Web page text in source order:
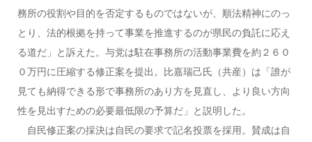
務所の役割や目的を否定するものではないが、順法精神にのっ
とり、法的根拠を持って事業を推進するのが県民の負託に応え
る道だ」と訴えた。与党は駐在事務所の活動事業費を約２６０
０万円に圧縮する修正案を提出。比嘉瑞己氏（共産）は「誰が
見ても納得できる形で事務所のあり方を見直し、より良い方向
性を見出すための必要最低限の予算だ」と説明した。
自民修正案の採決は自民の要求で記名投票を採用。賛成は自